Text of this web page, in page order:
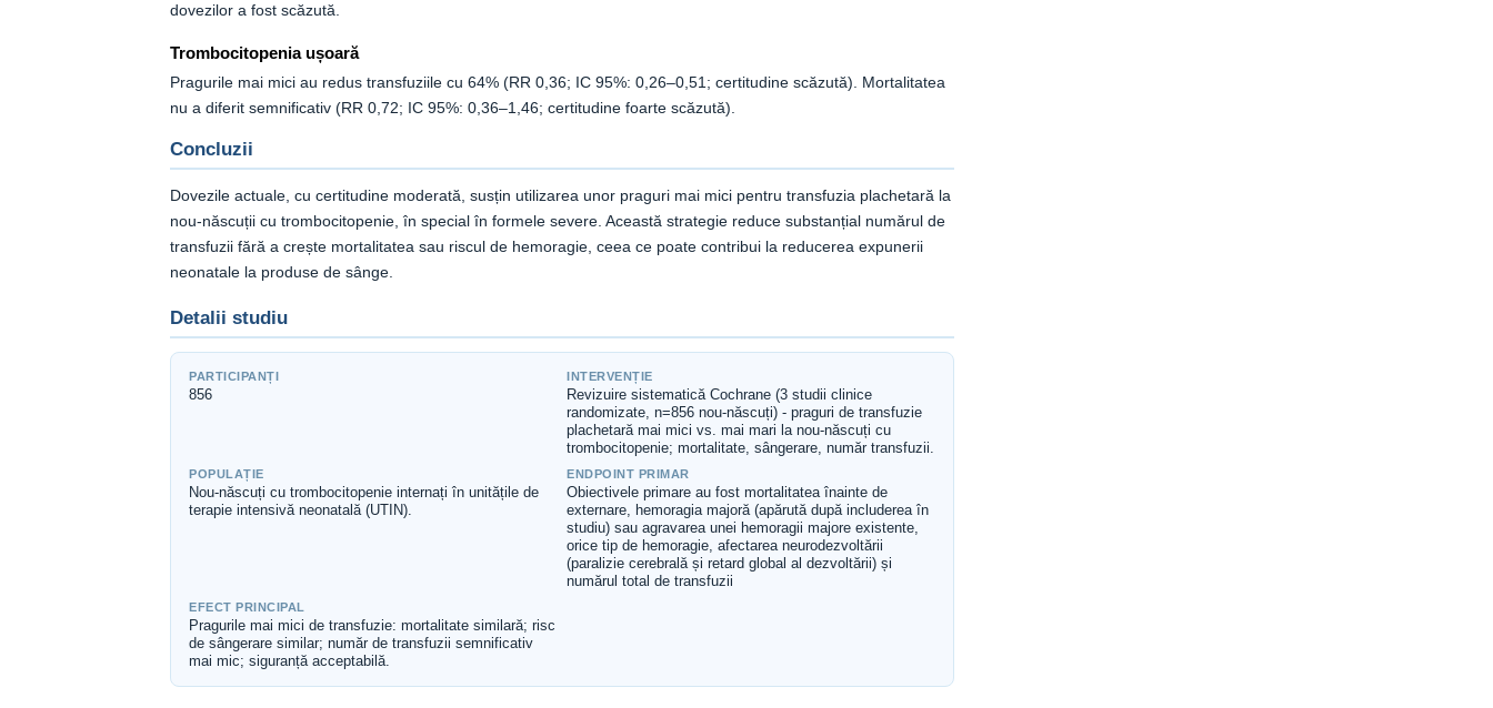
dovezilor a fost scăzută.
Trombocitopenia ușoară
Pragurile mai mici au redus transfuziile cu 64% (RR 0,36; IC 95%: 0,26–0,51; certitudine scăzută). Mortalitatea
nu a diferit semnificativ (RR 0,72; IC 95%: 0,36–1,46; certitudine foarte scăzută).
Concluzii
Dovezile actuale, cu certitudine moderată, susțin utilizarea unor praguri mai mici pentru transfuzia plachetară la
nou-născuții cu trombocitopenie, în special în formele severe. Această strategie reduce substanțial numărul de
transfuzii fără a crește mortalitatea sau riscul de hemoragie, ceea ce poate contribui la reducerea expunerii
neonatale la produse de sânge.
Detalii studiu
PARTICIPANȚI
856
INTERVENȚIE
Revizuire sistematică Cochrane (3 studii clinice
randomizate, n=856 nou-născuți) - praguri de transfuzie
plachetară mai mici vs. mai mari la nou-născuți cu
trombocitopenie; mortalitate, sângerare, număr transfuzii.
POPULAȚIE
Nou-născuți cu trombocitopenie internați în unitățile de
terapie intensivă neonatală (UTIN).
ENDPOINT PRIMAR
Obiectivele primare au fost mortalitatea înainte de
externare, hemoragia majoră (apărută după includerea în
studiu) sau agravarea unei hemoragii majore existente,
orice tip de hemoragie, afectarea neurodezvoltării
(paralizie cerebrală și retard global al dezvoltării) și
numărul total de transfuzii
EFECT PRINCIPAL
Pragurile mai mici de transfuzie: mortalitate similară; risc
de sângerare similar; număr de transfuzii semnificativ
mai mic; siguranță acceptabilă.